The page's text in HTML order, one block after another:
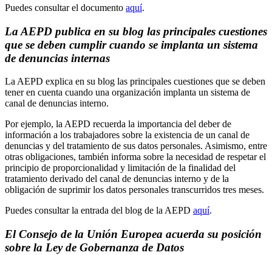
Puedes consultar el documento aquí.
La AEPD publica en su blog las principales cuestiones
que se deben cumplir cuando se implanta un sistema
de denuncias internas
La AEPD explica en su blog las principales cuestiones que se deben
tener en cuenta cuando una organización implanta un sistema de
canal de denuncias interno.
Por ejemplo, la AEPD recuerda la importancia del deber de
información a los trabajadores sobre la existencia de un canal de
denuncias y del tratamiento de sus datos personales. Asimismo, entre
otras obligaciones, también informa sobre la necesidad de respetar el
principio de proporcionalidad y limitación de la finalidad del
tratamiento derivado del canal de denuncias interno y de la
obligación de suprimir los datos personales transcurridos tres meses.
Puedes consultar la entrada del blog de la AEPD aquí.
El Consejo de la Unión Europea acuerda su posición
sobre la Ley de Gobernanza de Datos